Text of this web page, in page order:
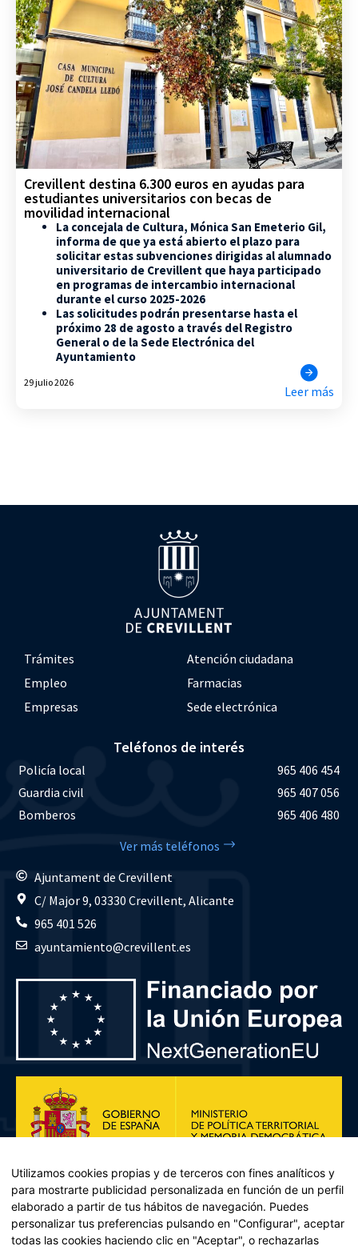
Crevillent destina 6.300 euros en ayudas para
estudiantes universitarios con becas de
movilidad internacional
La concejala de Cultura, Mónica San Emeterio Gil,
informa de que ya está abierto el plazo para
solicitar estas subvenciones dirigidas al alumnado
universitario de Crevillent que haya participado
en programas de intercambio internacional
durante el curso 2025-2026
Las solicitudes podrán presentarse hasta el
próximo 28 de agosto a través del Registro
General o de la Sede Electrónica del
Ayuntamiento
29 julio 2026
Leer más
Trámites
Atención ciudadana
Empleo
Farmacias
Empresas
Sede electrónica
Teléfonos de interés
Policía local
965 406 454
Guardia civil
965 407 056
Bomberos
965 406 480
Ver más teléfonos
Ajuntament de Crevillent
C/ Major 9, 03330 Crevillent, Alicante
965 401 526
ayuntamiento@crevillent.es
Utilizamos cookies propias y de terceros con fines analíticos y
para mostrarte publicidad personalizada en función de un perfil
elaborado a partir de tus hábitos de navegación. Puedes
personalizar tus preferencias pulsando en "Configurar", aceptar
todas las cookies haciendo clic en "Aceptar", o rechazarlas